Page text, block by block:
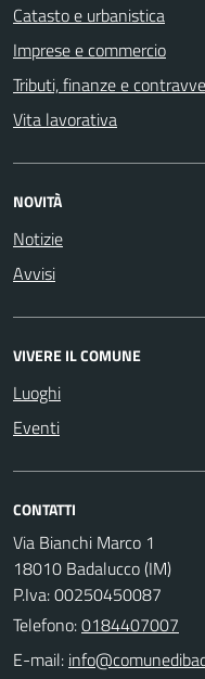
Catasto e urbanistica
Imprese e commercio
Tributi, finanze e
Vita lavorativa
NOVITÀ
Notizie
Avvisi
VIVERE IL COMUNE
Luoghi
Eventi
CONTATTI
Via Bianchi Marco 1
18010 Badalucco (IM)
P.Iva: 00250450087
Telefono:0184407007
E-mail: